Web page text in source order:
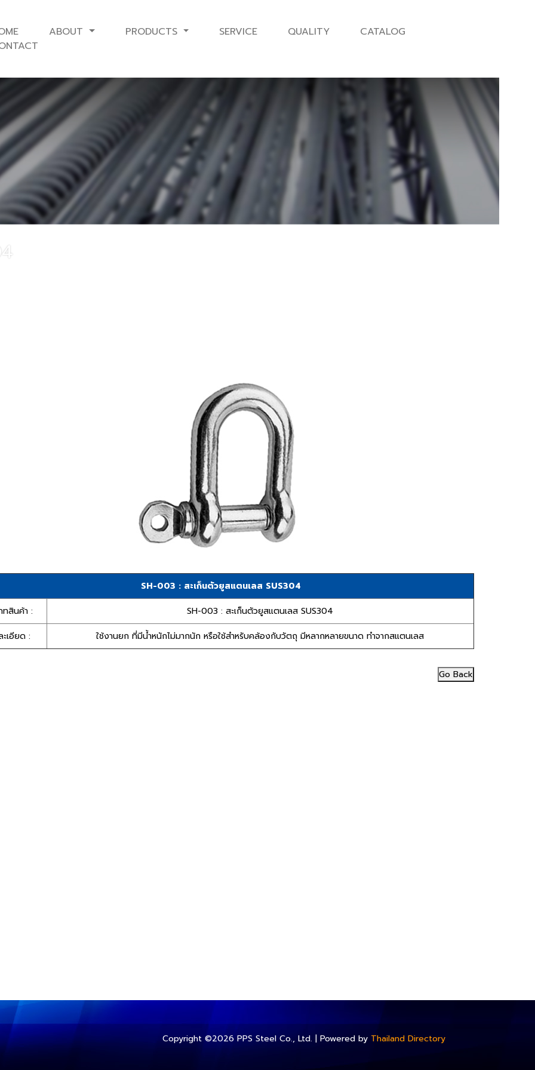
ABOUT PRODUCTS SERVICE QUALITY
CATALOG
SH-003 : สะเก็นตัวยูสแตนเลส SUS304
ทสินค้า :
SH-003 : สะเก็นตัวยูสแตนเลส SUS304
ะเอียด :
ใช้งานยก ที่มีน้ำหนักไม่มากนัก หรือใช้สำหรับคล้องกับวัตถุ มี​หลากหลายขนาด ทำจากสแตนเลส
Go Back
Copyright ©2026 PPS Steel Co., Ltd. | Powered by Thailand Directory